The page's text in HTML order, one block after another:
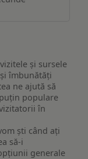
și sursele
îmbunătăți
ne ajută să
populare
în
ști când ați
să-i
generale